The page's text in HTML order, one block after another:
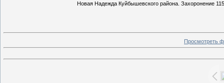
Новая Надежда Куйбышевского района. Захоронение
Просмотреть